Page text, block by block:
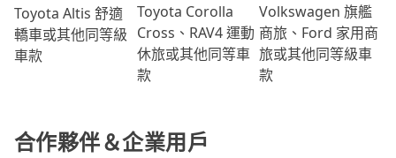
Toyota Altis 舒適
轎車或其他同等級
車款
Toyota Corolla
Cross、RAV4 運動
休旅或其他同等車
款
Volkswagen 旗艦
商旅、Ford 家用商
旅或其他同等級車
款
合作夥伴＆企業用戶